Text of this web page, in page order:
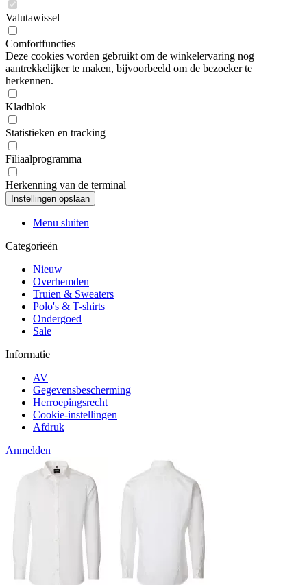
Valutawissel
Comfortfuncties
Deze cookies worden gebruikt om de winkelervaring nog
aantrekkelijker te maken, bijvoorbeeld om de bezoeker te
herkennen.
Kladblok
Statistieken en tracking
Filiaalprogramma
Herkenning van de terminal
Menu sluiten
Categorieën
Nieuw
Overhemden
Truien & Sweaters
Polo's & T-shirts
Ondergoed
Sale
Informatie
AV
Gegevensbescherming
Herroepingsrecht
Cookie-instellingen
Afdruk
Anmelden